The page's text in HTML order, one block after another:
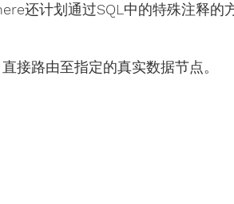
还计划通过SQL中的特殊注释的
接路由至指定的真实数据节点。